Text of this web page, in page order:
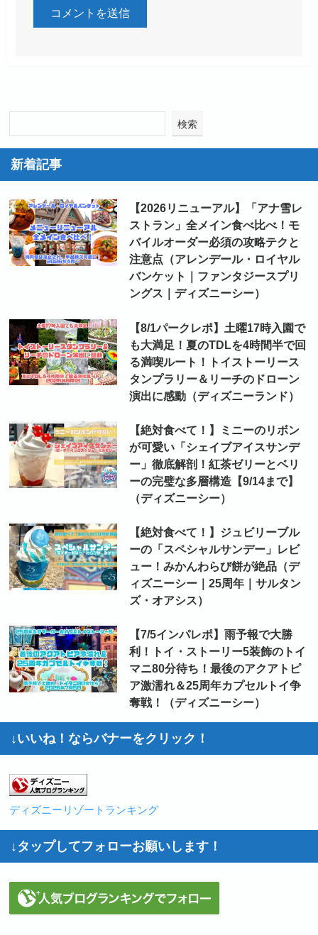
検索
新着記事
【2026リニューアル】「アナ雪レ
ストラン」全メイン食べ比べ！モ
バイルオーダー必須の攻略テクと
注意点（アレンデール・ロイヤル
バンケット｜ファンタジースプリ
ングス｜ディズニーシー）
【8/1パークレポ】土曜17時入園で
も大満足！夏のTDLを4時間半で回
る満喫ルート！トイストーリース
タンプラリー＆リーチのドローン
演出に感動（ディズニーランド）
【絶対食べて！】ミニーのリボン
が可愛い「シェイブアイスサンデ
ー」徹底解剖！紅茶ゼリーとベリ
ーの完璧な多層構造【9/14まで】
（ディズニーシー）
【絶対食べて！】ジュビリーブル
ーの「スペシャルサンデー」レビ
ュー！みかんわらび餅が絶品（デ
ィズニーシー｜25周年｜サルタン
ズ・オアシス）
【7/5インパレポ】雨予報で大勝
利！トイ・ストーリー5装飾のトイ
マニ80分待ち！最後のアクアトピ
ア激濡れ＆25周年カプセルトイ争
奪戦！（ディズニーシー）
↓いいね！ならバナーをクリック！
ディズニーリゾートランキング
↓タップしてフォローお願いします！